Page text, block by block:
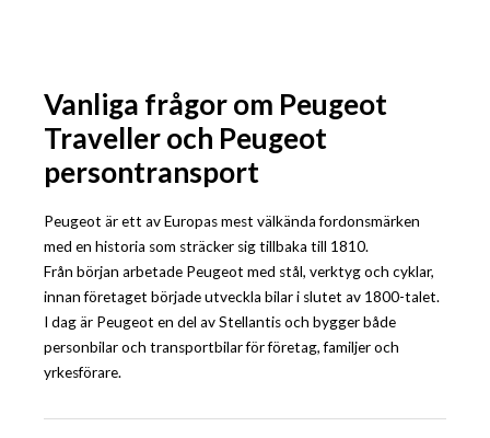
Vanliga frågor om Peugeot
Traveller och Peugeot
persontransport
Peugeot är ett av Europas mest välkända fordonsmärken
med en historia som sträcker sig tillbaka till 1810.
Från början arbetade Peugeot med stål, verktyg och cyklar,
innan företaget började utveckla bilar i slutet av 1800-talet.
I dag är Peugeot en del av Stellantis och bygger både
personbilar och transportbilar för företag, familjer och
yrkesförare.